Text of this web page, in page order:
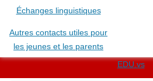
Échanges linguistiques
Autres contacts utiles pour
les jeunes et les parents
EDU.vs